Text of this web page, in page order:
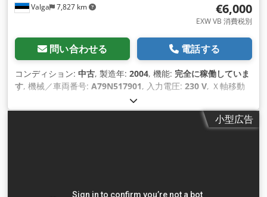
Valga 7,827 km €6,000
EXW VB 消費税別
問い合わせる 電話する
コンディション: 中古, 製造年: 2004, 機能: 完全に稼働していま
す, 機械／車両番号: A79N517901, 入力電圧: 230 V, Ｘ軸移動
360 mm
ラム）, 全長:3,040 mm, 全幅:1,360 mm, 全高:1,750 mm,
1 kVA（キロボルトアンペア）, 最大回
小型広告